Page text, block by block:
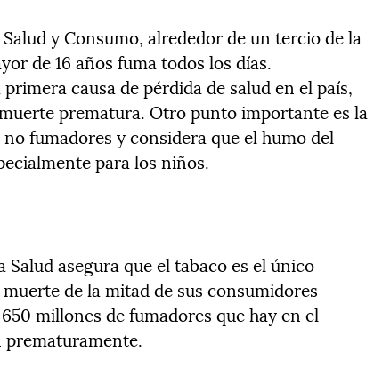
y Consumo, alrededor de un tercio de la
de 16 años fuma todos los días.
causa de pérdida de salud en el país,
prematura. Otro punto importante es la
fumadores y considera que el humo del
para los niños.
asegura que el tabaco es el único
de la mitad de sus consumidores
millones de fumadores que hay en el